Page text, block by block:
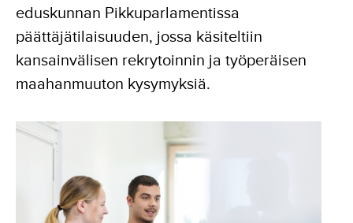
eduskunnan Pikkuparlamentissa
päättäjätilaisuuden, jossa käsiteltiin
kansainvälisen rekrytoinnin ja työperäisen
maahanmuuton kysymyksiä.